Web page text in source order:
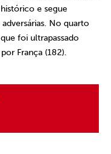
e segue
No quarto
foi ultrapassado
França (182).